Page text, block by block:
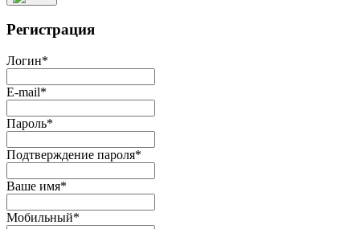
Регистрация
Логин*
E-mail*
Пароль*
Подтверждение пароля*
Ваше имя*
Мобильный*